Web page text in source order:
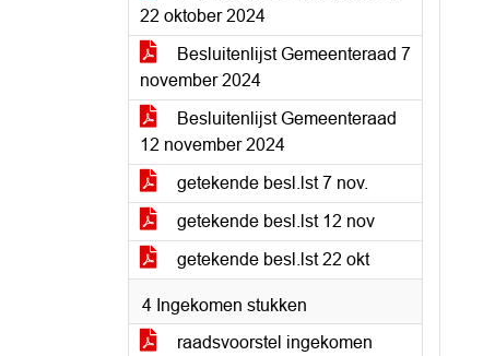
22 oktober 2024
Besluitenlijst Gemeenteraad 7
november 2024
Besluitenlijst Gemeenteraad
12 november 2024
getekende besl.lst 7 nov.
getekende besl.lst 12 nov
getekende besl.lst 22 okt
4 Ingekomen stukken
raadsvoorstel ingekomen